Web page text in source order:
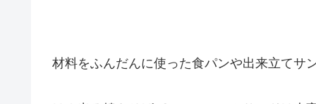
材料をふんだんに使った食パンや出来立てサン